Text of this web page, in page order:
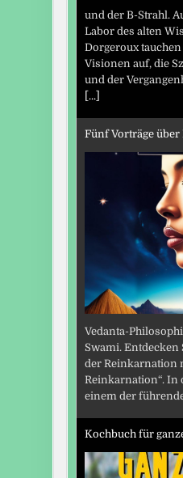
und der B-Strahl.
Labor des alten
Dorgeroux
Visionen auf, die
und der
[...]
Fünf Vorträge
Vedanta-
Swami. Entdecken
der Reinkarnation
Reinkarnation“. In
einem der
Kochbuch für